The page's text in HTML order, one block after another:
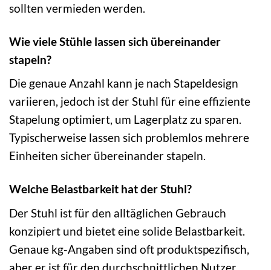
sollten vermieden werden.
Wie viele Stühle lassen sich übereinander
stapeln?
Die genaue Anzahl kann je nach Stapeldesign
variieren, jedoch ist der Stuhl für eine effiziente
Stapelung optimiert, um Lagerplatz zu sparen.
Typischerweise lassen sich problemlos mehrere
Einheiten sicher übereinander stapeln.
Welche Belastbarkeit hat der Stuhl?
Der Stuhl ist für den alltäglichen Gebrauch
konzipiert und bietet eine solide Belastbarkeit.
Genaue kg-Angaben sind oft produktspezifisch,
aber er ist für den durchschnittlichen Nutzer